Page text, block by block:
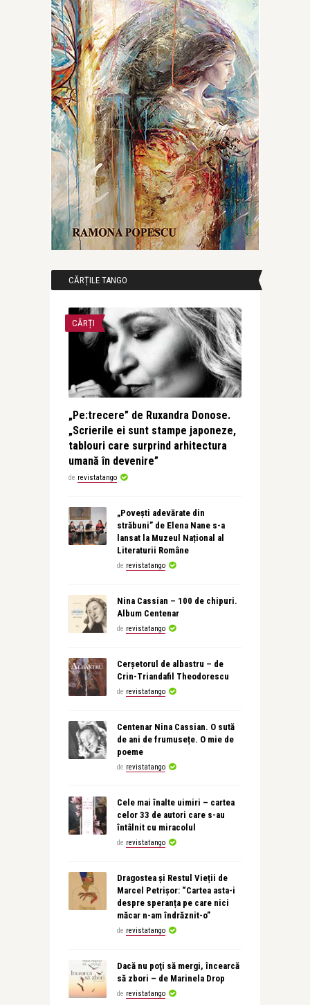
CĂRȚILE TANGO
CĂRȚI
„Pe:trecere” de Ruxandra Donose.
„Scrierile ei sunt stampe japoneze,
tablouri care surprind arhitectura
umană în devenire”
de revistatango
„Povești adevărate din
străbuni” de Elena Nane s-a
lansat la Muzeul Național al
Literaturii Române
de revistatango
Nina Cassian – 100 de chipuri.
Album Centenar
de revistatango
Cerșetorul de albastru – de
Crin-Triandafil Theodorescu
de revistatango
Centenar Nina Cassian. O sută
de ani de frumusețe. O mie de
poeme
de revistatango
Cele mai înalte uimiri – cartea
celor 33 de autori care s-au
întâlnit cu miracolul
de revistatango
Dragostea și Restul Vieții de
Marcel Petrișor: “Cartea asta-i
despre speranța pe care nici
măcar n-am îndrăznit-o”
de revistatango
Dacă nu poţi să mergi, încearcă
să zbori – de Marinela Drop
de revistatango